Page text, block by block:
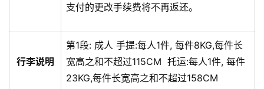
支付的更改手续费将不再返还。
行李说明
第1段: 成人 手提:每人1件, 每件8KG,每件长
宽高之和不超过115CM 托运:每人1件, 每件
23KG,每件长宽高之和不超过158CM